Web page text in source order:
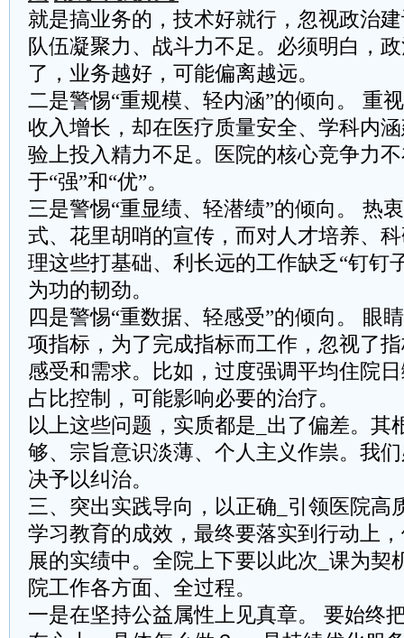
就是搞业务的，技术好就行，忽视政治
队伍凝聚力、战斗力不足。必须明白，
了，业务越好，可能偏离越远。
二是警惕“重规模、轻内涵”的倾向。 重
收入增长，却在医疗质量安全、学科内
验上投入精力不足。医院的核心竞争力
于“强”和“优”。
三是警惕“重显绩、轻潜绩”的倾向。 热
式、花里胡哨的宣传，而对人才培养、
理这些打基础、利长远的工作缺乏“钉钉
为功的韧劲。
四是警惕“重数据、轻感受”的倾向。 眼
项指标，为了完成指标而工作，忽视了
感受和需求。比如，过度强调平均住院
占比控制，可能影响必要的治疗。
以上这些问题，实质都是_出了偏差。其
够、宗旨意识淡薄、个人主义作祟。我
决予以纠治。
三、突出实践导向，以正确_引领医院高
学习教育的成效，最终要落实到行动上
展的实绩中。全院上下要以此次_课为契
院工作各方面、全过程。
一是在坚持公益属性上见真章。 要始终